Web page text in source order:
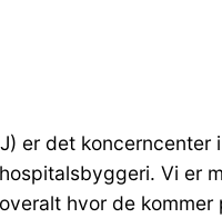
er det
Vi er
hvor de kommer